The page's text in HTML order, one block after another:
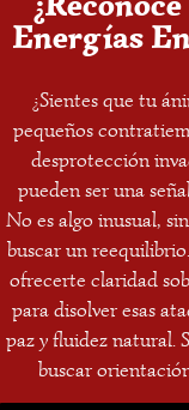
Energías
¿Sientes que tu
pequeños
desprotección
pueden ser una
No es algo inusual,
buscar un
ofrecerte claridad
para disolver esas
paz y fluidez natural.
buscar